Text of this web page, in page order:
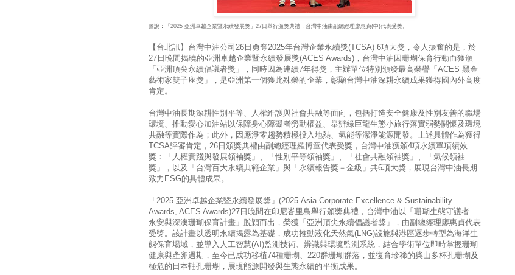
圖說：「2025 亞洲卓越企業暨永續發展獎」27日舉行頒獎典禮，台灣中油由副總經理廖惠貞(中)代表受獎。
【台北訊】台灣中油公司26日勇奪2025年台灣企業永續獎(TCSA) 6項大獎，令人振奮的是，於
27日晚間揭曉的亞洲卓越企業暨永續發展獎(ACES Awards)，台灣中油因珊瑚保育行動而獲頒
「亞洲頂尖永續倡議者獎」，同時因為連續7年得獎，主辦單位特別頒發最高榮譽「ACES 黑金
藝術家雙子座獎」，是亞洲第一個獲此殊榮的企業，彰顯台灣中油深耕永續成果獲得國內外高度
肯定。
台灣中油長期深耕性別平等、人權維護與社會共融等面向，包括打造安全健康及性別友善的職場
環境、推動愛心加油站以保障身心障礙者勞動權益、舉辦綠巨龍生態小旅行落實弱勢關懷及環境
共融等實際作為；此外，因應淨零趨勢積極投入地熱、氫能等潔淨能源開發。上述具體作為獲得
TCSA評審肯定，26日頒獎典禮由副總經理羅博童代表受獎，台灣中油獲頒4項永續單項績效
獎：「人權實踐與發展領袖獎」、「性別平等領袖獎」、「社會共融領袖獎」、「氣候領袖
獎」，以及「台灣百大永續典範企業」與「永續報告獎－金級」共6項大獎，展現台灣中油長期
致力ESG的具體成果。
「2025 亞洲卓越企業暨永續發展獎」(2025 Asia Corporate Excellence & Sustainability
Awards, ACES Awards)27日晚間在印尼峇里島舉行頒獎典禮，台灣中油以「珊瑚生態守護者—
永安與深澳珊瑚保育計畫」脫穎而出，榮獲「亞洲頂尖永續倡議者獎」，由副總經理廖惠貞代表
受獎。該計畫以透明永續揭露為基礎，成功推動液化天然氣(LNG)設施與港區逐步轉型為海洋生
態保育場域，並導入人工智慧(AI)監測技術、辨識與環境監測系統，結合學術單位即時掌握珊瑚
健康與產卵週期，至今已成功移植74種珊瑚、220群珊瑚群落，並復育珍稀的柴山多杯孔珊瑚及
極危的日本軸孔珊瑚，展現能源開發與生態永續的平衡成果。